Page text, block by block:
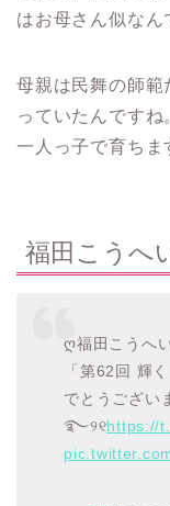
はお母さん似なん
母親は民舞の師範
っていたんです
一人っ子で育ちま
福田こうへ
ღ福田こうへ
「第62回 輝
でとうござい
࿐୨୧https://